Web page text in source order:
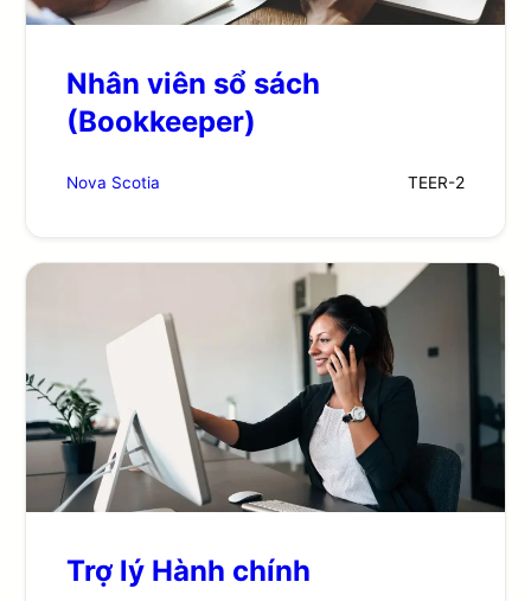
Nhân viên sổ sách
(Bookkeeper)
Nova Scotia TEER-2
Trợ lý Hành chính